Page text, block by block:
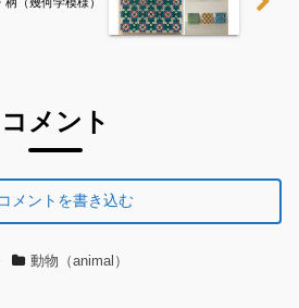
コメント
コメントを書き込む
動物（animal）